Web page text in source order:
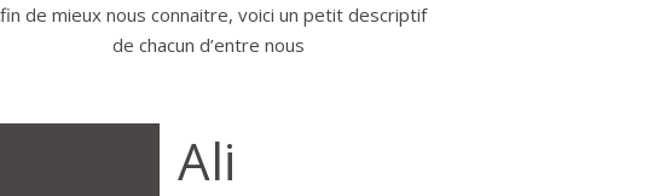
de mieux nous connaitre, voici un petit descriptif
de chacun d’entre nous
Ali